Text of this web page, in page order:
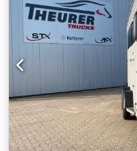
siden * Gennemgående
med hjulspor *
Manuelle
lastrummets væg *
Opbevaringskasser ----*
Uhvjdjrf * Wabco Trailer
Radioanlæg * BPW ECO
Lastareal 1. etage: 17,7
Lastareal 3. etage: 17,4
Teknisk totalvægt: 19000